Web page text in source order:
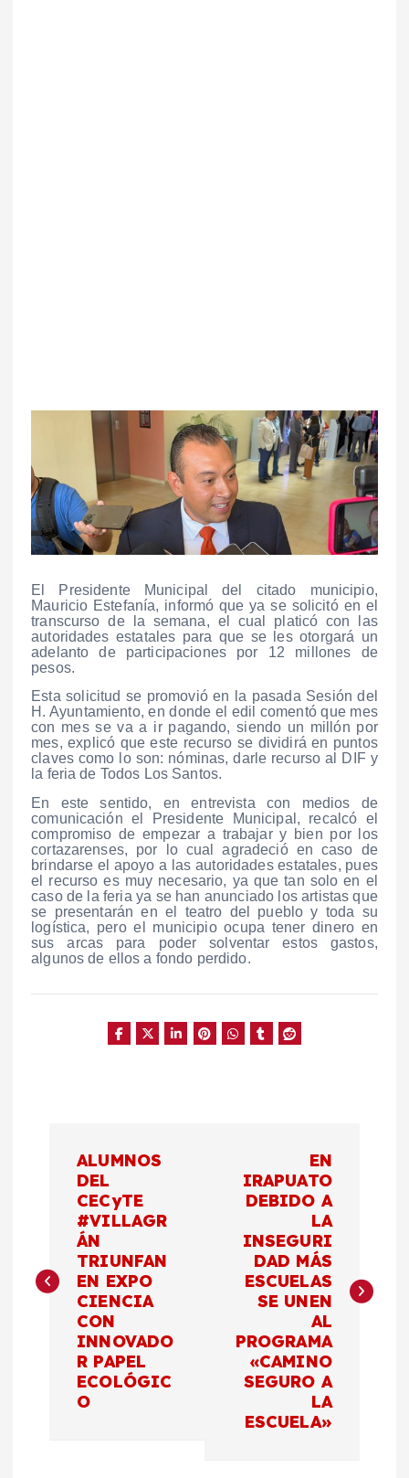
El Presidente Municipal del citado municipio,
Mauricio Estefanía, informó que ya se solicitó en el
transcurso de la semana, el cual platicó con las
autoridades estatales para que se les otorgará un
adelanto de participaciones por 12 millones de
pesos.
Esta solicitud se promovió en la pasada Sesión del
H. Ayuntamiento, en donde el edil comentó que mes
con mes se va a ir pagando, siendo un millón por
mes, explicó que este recurso se dividirá en puntos
claves como lo son: nóminas, darle recurso al DIF y
la feria de Todos Los Santos.
En este sentido, en entrevista con medios de
comunicación el Presidente Municipal, recalcó el
compromiso de empezar a trabajar y bien por los
cortazarenses, por lo cual agradeció en caso de
brindarse el apoyo a las autoridades estatales, pues
el recurso es muy necesario, ya que tan solo en el
caso de la feria ya se han anunciado los artistas que
se presentarán en el teatro del pueblo y toda su
logística, pero el municipio ocupa tener dinero en
sus arcas para poder solventar estos gastos,
algunos de ellos a fondo perdido.
e
ALUMNOS
DEL
CECyTE
#VILLAGR
ÁN
TRIUNFAN
EN EXPO
CIENCIA
CON
INNOVADO
R PAPEL
ECOLÓGIC
O
EN
IRAPUATO
DEBIDO A
LA
INSEGURI
DAD MÁS
ESCUELAS
SE UNEN
AL
PROGRAMA
«CAMINO
SEGURO A
LA
ESCUELA»